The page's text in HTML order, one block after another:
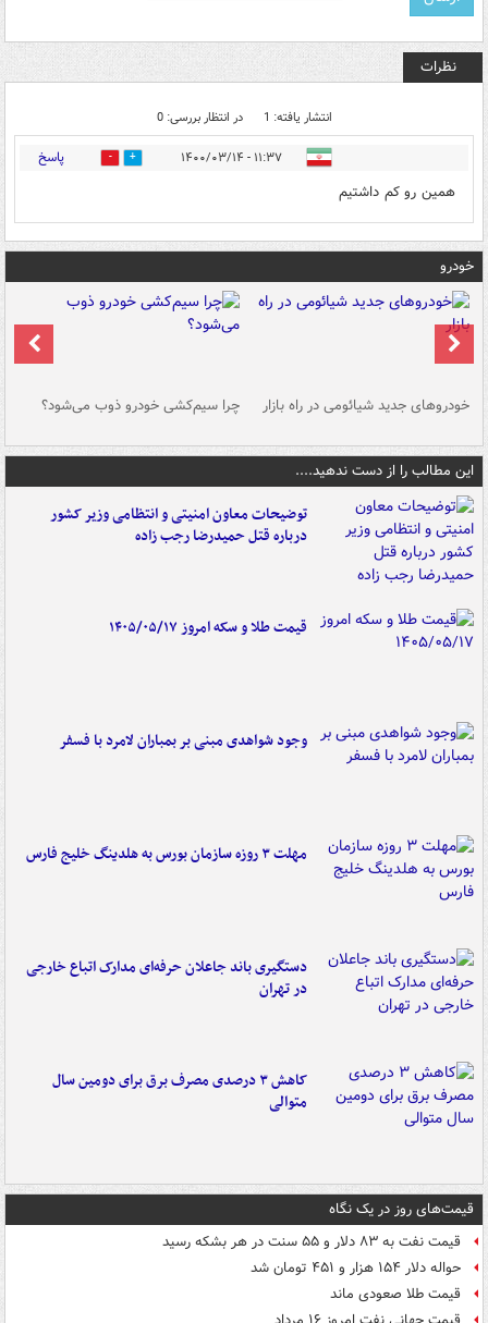
نظرات
انتشار یافته: 1 در انتظار بررسی: 0
۱۱:۳۷ - ۱۴۰۰/۰۳/۱۴ 0 پاسخ
همین رو کم داشتیم
خودرو
خودروهای جدید شیائومی در راه بازار چرا سیم‌کشی خودرو ذوب می‌شود؟
این مطالب را از دست ندهید....
توضیحات معاون امنیتی و انتظامی وزیر کشور
درباره قتل حمیدرضا رجب زاده
قیمت طلا و سکه امروز ۱۴۰۵/۰۵/۱۷
وجود شواهدی مبنی بر بمباران لامرد با فسفر
مهلت ۳ روزه سازمان بورس به هلدینگ خلیج فارس
دستگیری باند جاعلان حرفه‌ای مدارک اتباع خارجی
در تهران
کاهش ۳ درصدی مصرف برق برای دومین سال
متوالی
قیمت‌های روز در یک نگاه
قیمت نفت به ۸۳ دلار و ۵۵ سنت در هر بشکه رسید
حواله دلار ۱۵۴ هزار و ۴۵۱ تومان شد
قیمت طلا صعودی ماند